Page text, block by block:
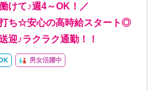
て♪週4～OK！／
ち☆安心の高時給スタート◎
♪ラクラク通勤！！
男女活躍中